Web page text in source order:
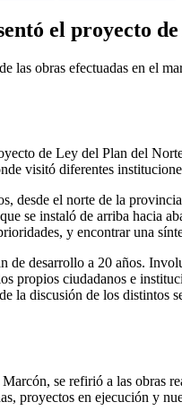
el proyecto
las obras efectuadas en el
de Ley del Plan del
visitó diferentes
desde el norte de la
se instaló de arriba hacia
y encontrar una
de desarrollo a 20 años.
propios ciudadanos e
la discusión de los distintos
se refirió a las obras
proyectos en ejecución y